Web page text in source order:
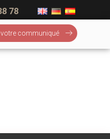
78
votre communiqué